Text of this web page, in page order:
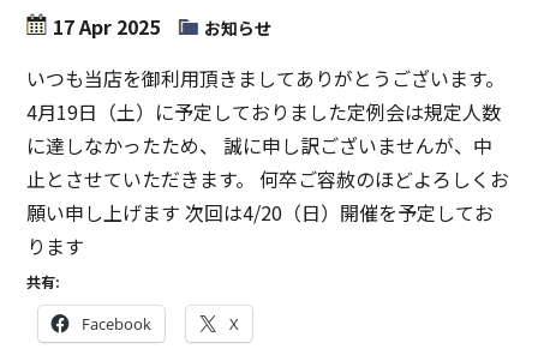
17 Apr 2025 お知らせ
いつも当店を御利用頂きましてありがとうございます。
4月19日（土）に予定しておりました定例会は規定人数
に達しなかったため、 誠に申し訳ございませんが、中
止とさせていただきます。 何卒ご容赦のほどよろしくお
願い申し上げます 次回は4/20（日）開催を予定してお
ります
共有:
Facebook X